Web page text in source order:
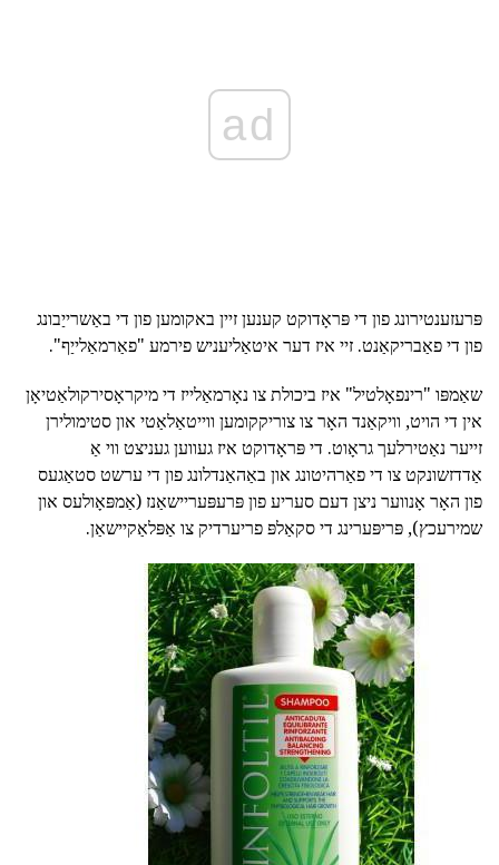
ad
פּרעזענטירונג פון די פּראָדוקט קענען זיין באקומען פון די באַשרייַבונג
פון די פאַבריקאַנט. זיי איז דער איטאַליעניש פירמע "פאַרמאַלייַף".
שאַמפּו "רינפאָלטיל" איז ביכולת צו נאָרמאַלייז די מיקראָסירקולאַטיאָן
אין די הויט, וויקאַנד האָר צו צוריקקומען ווייטאַלאַטי און סטימולירן
זייער נאַטירלעך גראָוט. די פּראָדוקט איז געווען געניצט ווי אַ
אַדדזשונקט צו די פאַרהיטונג און באַהאַנדלונג פון די ערשט סטאַגעס
פון האָר אָנווער ניצן דעם סעריע פון פּרעפּעריישאַנז (אַמפּאָולעס און
שמירעכץ), פּריפּערינג די סקאַלפּ פריערדיק צו אַפּלאַקיישאַן.